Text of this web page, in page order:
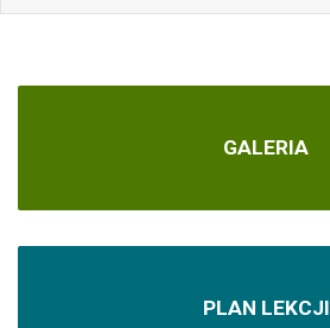
GALERIA
PLAN LEKCJI